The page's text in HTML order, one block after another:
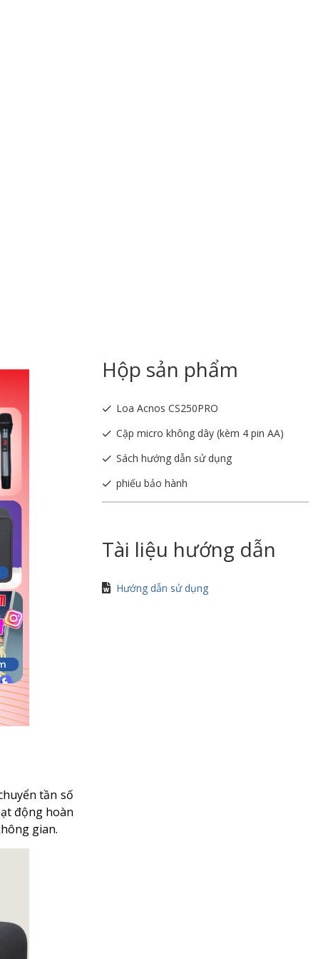
tần số
động hoàn
gian.
Hộp sản phẩm
Loa Acnos CS250PRO
Cặp micro không dây (kèm 4 pin AA)
Sách hướng dẫn sử dụng
phiếu bảo hành
Tài liệu hướng dẫn
Hướng dẫn sử dụng